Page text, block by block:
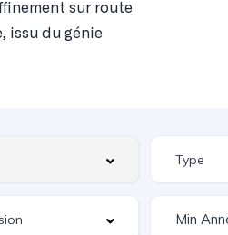
sur route
issu du génie